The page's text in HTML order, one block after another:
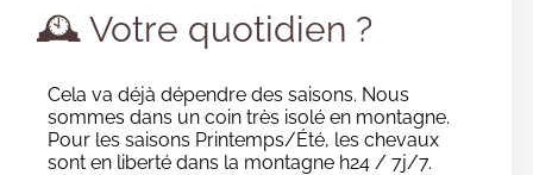
🕰️ Votre quotidien ?
Cela va déjà dépendre des saisons. Nous
sommes dans un coin très isolé en montagne.
Pour les saisons Printemps/Été, les chevaux
sont en liberté dans la montagne h24 / 7j/7.